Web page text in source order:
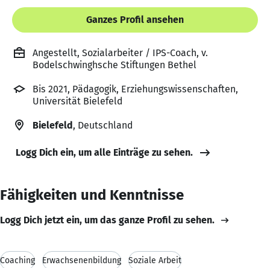
Ganzes Profil ansehen
Angestellt, Sozialarbeiter / IPS-Coach, v.
Bodelschwinghsche Stiftungen Bethel
Bis 2021, Pädagogik, Erziehungswissenschaften,
Universität Bielefeld
Bielefeld, Deutschland
Logg Dich ein, um alle Einträge zu sehen.
Fähigkeiten und Kenntnisse
Logg Dich jetzt ein, um das ganze Profil zu sehen.
Coaching Erwachsenenbildung Soziale Arbeit